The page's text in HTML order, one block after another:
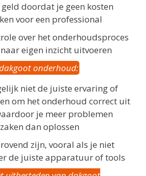
geld doordat je geen kosten
voor een professional
over het onderhoudsproces
eigen inzicht uitvoeren
onderhoud:
niet de juiste ervaring of
om het onderhoud correct uit
je meer problemen
dan oplossen
zijn, vooral als je niet
de juiste apparatuur of tools